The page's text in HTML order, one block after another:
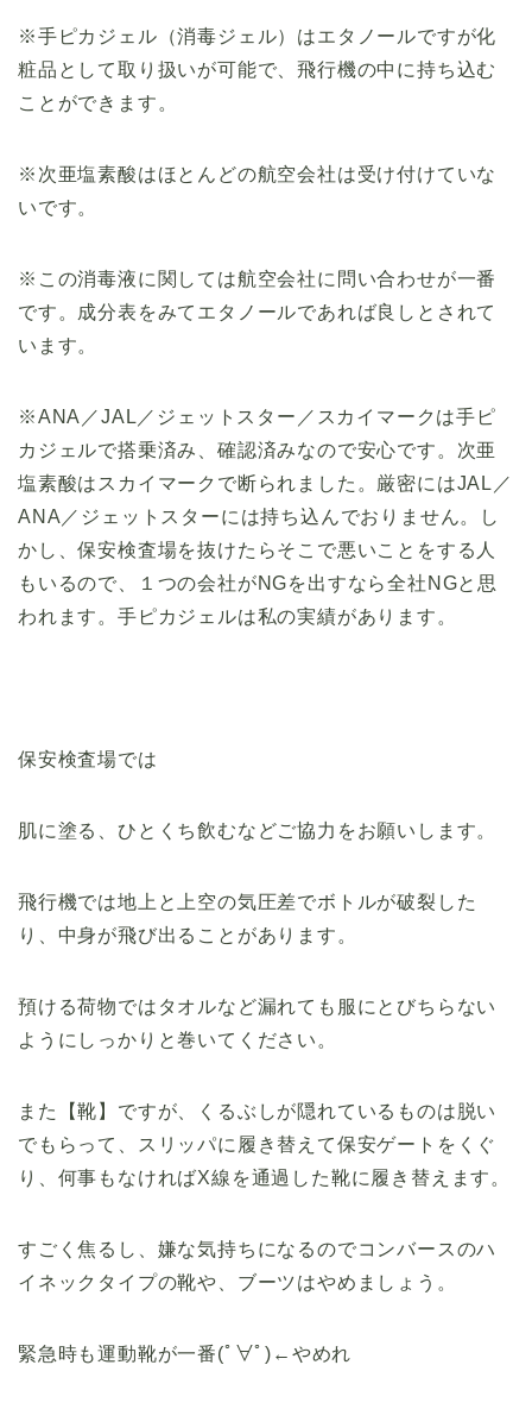
※手ピカジェル（消毒ジェル）はエタノールですが化
粧品として取り扱いが可能で、飛行機の中に持ち込む
ことができます。
※次亜塩素酸はほとんどの航空会社は受け付けていな
いです。
※この消毒液に関しては航空会社に問い合わせが一番
です。成分表をみてエタノールであれば良しとされて
います。
※ANA／JAL／ジェットスター／スカイマークは手ピ
カジェルで搭乗済み、確認済みなので安心です。次亜
塩素酸はスカイマークで断られました。厳密にはJAL／
ANA／ジェットスターには持ち込んでおりません。し
かし、保安検査場を抜けたらそこで悪いことをする人
もいるので、１つの会社がNGを出すなら全社NGと思
われます。手ピカジェルは私の実績があります。
保安検査場では
肌に塗る、ひとくち飲むなどご協力をお願いします。
飛行機では地上と上空の気圧差でボトルが破裂した
り、中身が飛び出ることがあります。
預ける荷物ではタオルなど漏れても服にとびちらない
ようにしっかりと巻いてください。
また【靴】ですが、くるぶしが隠れているものは脱い
でもらって、スリッパに履き替えて保安ゲートをくぐ
り、何事もなければX線を通過した靴に履き替えます。
すごく焦るし、嫌な気持ちになるのでコンバースのハ
イネックタイプの靴や、ブーツはやめましょう。
緊急時も運動靴が一番(ﾟ∀ﾟ)←やめれ